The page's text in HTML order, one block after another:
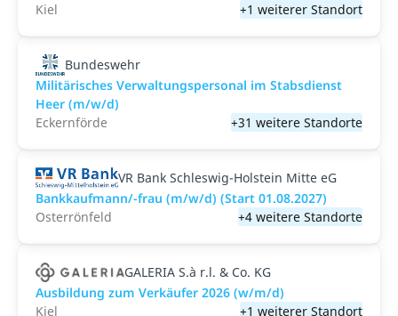
Kiel
+1 weiterer Standort
Bundeswehr
Militärisches Verwaltungspersonal im Stabsdienst
Heer (m/w/d)
Eckernförde
+31 weitere Standorte
VR Bank Schleswig-Holstein Mitte eG
Bankkaufmann/-frau (m/w/d) (Start 01.08.2027)
Osterrönfeld
+4 weitere Standorte
GALERIA S.à r.l. & Co. KG
Ausbildung zum Verkäufer 2026 (w/m/d)
Kiel
+1 weiterer Standort